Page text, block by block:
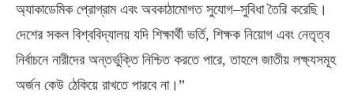
অ্যাকাডেমিক প্রোগ্রাম এবং অবকাঠামোগত সুযোগ–সুবিধা তৈরি করেছি।
দেশের সকল বিশ্ববিদ্যালয় যদি শিক্ষার্থী ভর্তি, শিক্ষক নিয়োগ এবং নেতৃত্ব
নির্বাচনে নারীদের অন্তর্ভুক্তি নিশ্চিত করতে পারে,তাহলে জাতীয় লক্ষ্যসমূহ
অর্জন কেউ ঠেকিয়ে রাখতে পারবে না।”